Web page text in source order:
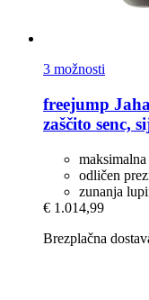
3 možnosti
freejump
zaščito senc,
odličen
zunanja
€ 1.014,99
Brezplačna